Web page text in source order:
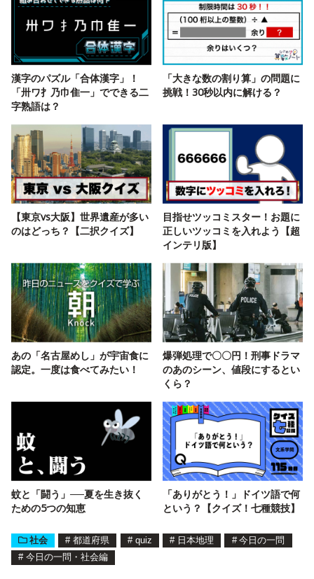
漢字のパズル「合体漢字」！
「卅ワ扌乃巾隹一」でできる二
字熟語は？
「大きな数の割り算」の問題に
挑戦！30秒以内に解ける？
【東京vs大阪】世界遺産が多い
のはどっち？【二択クイズ】
目指せツッコミスター！お題に
正しいツッコミを入れよう【超
インテリ版】
あの「名古屋めし」が宇宙食に
認定。一度は食べてみたい！
爆弾処理で〇〇円！刑事ドラマ
のあのシーン、値段にするとい
くら？
蚊と「闘う」──夏を生き抜く
ための5つの知恵
「ありがとう！」ドイツ語で何
という？【クイズ！七種競技】
社会 # 都道府県 # quiz # 日本地理 # 今日の一問
# 今日の一問・社会編